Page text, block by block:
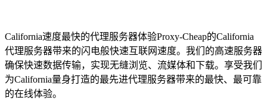
California速度最快的代理服务器体验Proxy-Cheap的California
代理服务器带来的闪电般快速互联网速度。我们的高速服务器
确保快速数据传输，实现无缝浏览、流媒体和下载。享受我们
为California量身打造的最先进代理服务器带来的最快、最可靠
的在线体验。